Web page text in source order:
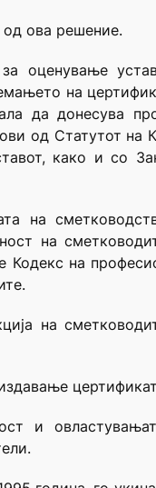
од ова решение.
оценување
на
да донесува
од Статутот на
како и со
на
на
Кодекс на
на
и